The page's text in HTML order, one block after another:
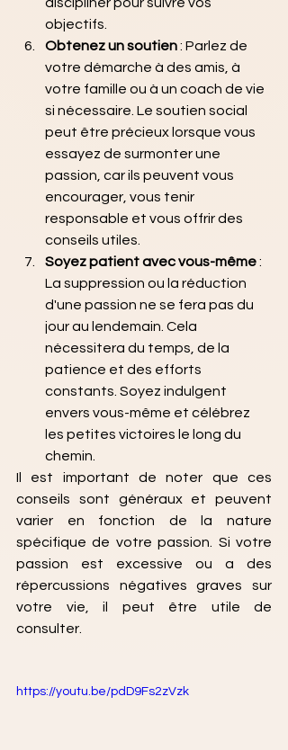
objectifs.
Obtenez un soutien : Parlez de
votre démarche à des amis, à
votre famille ou à un coach de vie
si nécessaire. Le soutien social
peut être précieux lorsque vous
essayez de surmonter une
passion, car ils peuvent vous
encourager, vous tenir
responsable et vous offrir des
conseils utiles.
Soyez patient avec vous-même :
La suppression ou la réduction
d'une passion ne se fera pas du
jour au lendemain. Cela
nécessitera du temps, de la
patience et des efforts
constants. Soyez indulgent
envers vous-même et célébrez
les petites victoires le long du
chemin.
Il est important de noter que ces
conseils sont généraux et peuvent
varier en fonction de la nature
spécifique de votre passion. Si votre
passion est excessive ou a des
répercussions négatives graves sur
votre vie, il peut être utile de
consulter.
https://youtu.be/pdD9Fs2zVzk